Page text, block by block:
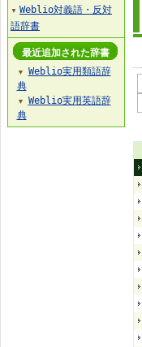
▼ Weblio対義語・反対
語辞書
最近追加された辞書
▼
Weblio実用類語辞
典
▼
Weblio実用英語辞
典